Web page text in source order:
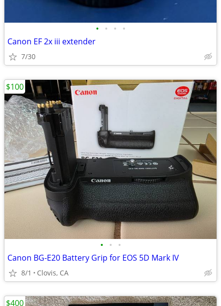
• • • •
Canon EF 2x iii extender
7/30
• • •
Canon BG-E20 Battery Grip for EOS 5D Mark IV
8/1 Clovis, CA
$100
$400